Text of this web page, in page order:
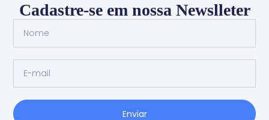
Cadastre-se em nossa Newslleter
Enviar